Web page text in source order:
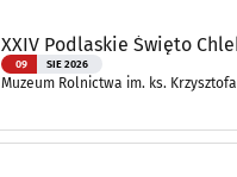
XXIV Podlaskie Święto
09 SIE 2026
Muzeum Rolnictwa im. ks.